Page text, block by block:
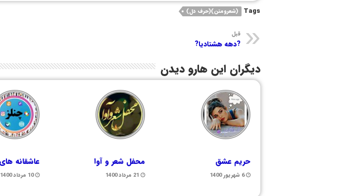
Tags (شعرومتن)(حرف دل)
قبل
?دهه هشتادیا?
دیگران این هارو دیدن
حریم عشق
6 شهریور 1400
محفل شعر و آوا
21 مرداد 1400
عاشقانه
10 مرداد 1400